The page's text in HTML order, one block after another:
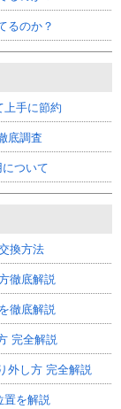
るのか？
上手に節約
底調査
ついて
換方法
徹底解説
徹底解説
完全解説
外し方 完全解説
置を解説